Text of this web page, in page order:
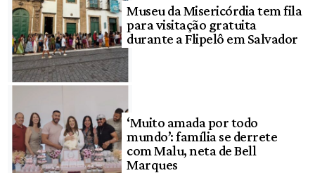
Museu da Misericórdia tem fila
para visitação gratuita
durante a Flipelô em Salvador
‘Muito amada por todo
mundo’: família se derrete
com Malu, neta de Bell
Marques